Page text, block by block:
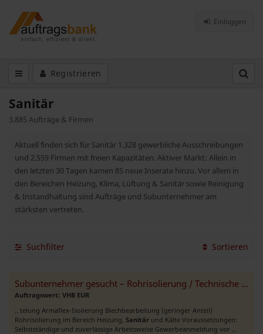
Einloggen
Registrieren
Sanitär
3.885 Aufträge & Firmen
Aktuell finden sich für Sanitär 1.328 gewerbliche Ausschreibungen
und 2.559 Firmen mit freien Kapazitäten. Aktiver Markt: Allein in
den letzten 30 Tagen kamen 85 neue Inserate hinzu. Vor allem in
den Bereichen Heizung, Klima, Lüftung & Sanitär sowie Reinigung
& Instandhaltung sind Aufträge und Subunternehmer am
stärksten vertreten.
Suchfilter Sortieren
Subunternehmer gesucht – Rohrisolierung / Technische Isolierung
Auftragswert: VHB EUR
.. telung Armaflex-Isolierung Blechbearbeitung (geringer Anteil)
Rohrisolierung im Bereich Heizung, Sanitär und Kälte Voraussetzungen:
Selbstständige und zuverlässige Arbeitsweise Gewerbeanmeldung vor ..